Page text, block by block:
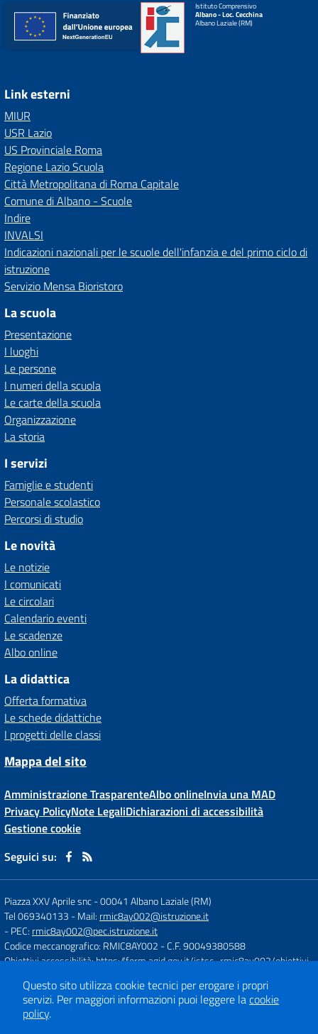
Istituto Comprensivo
Albano - Loc. Cecchina
Albano Laziale (RM)
Link esterni
MIUR
USR Lazio
US Provinciale Roma
Regione Lazio Scuola
Città Metropolitana di Roma Capitale
Comune di Albano - Scuole
Indire
INVALSI
Indicazioni nazionali per le scuole dell'infanzia e del primo ciclo di
istruzione
Servizio Mensa Bioristoro
La scuola
Presentazione
I luoghi
Le persone
I numeri della scuola
Le carte della scuola
Organizzazione
La storia
I servizi
Famiglie e studenti
Personale scolastico
Percorsi di studio
Le novità
Le notizie
I comunicati
Le circolari
Calendario eventi
Le scadenze
Albo online
La didattica
Offerta formativa
Le schede didattiche
I progetti delle classi
Mappa del sito
Amministrazione TrasparenteAlbo onlineInvia una MAD
Privacy PolicyNote LegaliDichiarazioni di accessibilità
Gestione cookie
Seguici su:
Piazza XXV Aprile snc-00041 Albano Laziale (RM)
Tel 069340133 - Mail: rmic8ay002@istruzione.it
- PEC: rmic8ay002@pec.istruzione.it
Codice meccanografico: RMIC8AY002 - C.F. 90049380588
Obiettivi accessibilità:https://form.agid.gov.it/istsc_rmic8ay002/obiettivi
Concept & Design by
Designers Italia
Questo sito utilizza cookie tecnici per erogare i propri
servizi. Per maggiori informazioni puoi leggere lacookie
policy.